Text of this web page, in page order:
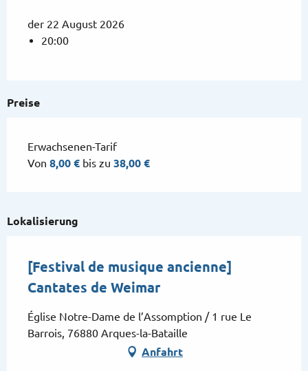
Preise
Erwachsenen-Tarif
Von 8,00 € bis zu 38,00 €
der 22 August 2026
20:00
Lokalisierung
[Festival de musique ancienne]
Cantates de Weimar
Église Notre-Dame de l’Assomption / 1 rue Le
Barrois, 76880 Arques-la-Bataille
Anfahrt